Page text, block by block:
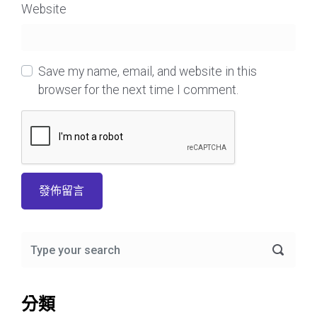
Website
Save my name, email, and website in this
browser for the next time I comment.
分類